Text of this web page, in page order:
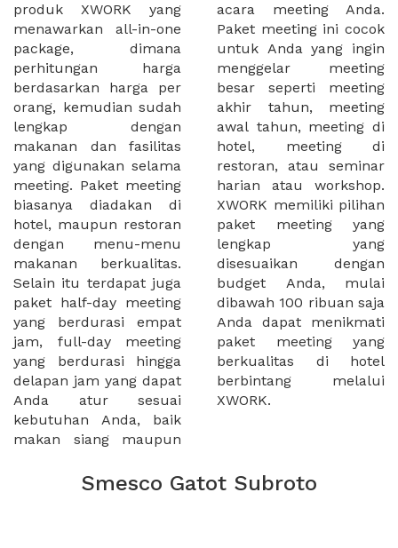
produk XWORK yang
menawarkan all-in-one
package, dimana
perhitungan harga
berdasarkan harga per
orang, kemudian sudah
lengkap dengan
makanan dan fasilitas
yang digunakan selama
meeting. Paket meeting
biasanya diadakan di
hotel, maupun restoran
dengan menu-menu
makanan berkualitas.
Selain itu terdapat juga
paket half-day meeting
yang berdurasi empat
jam, full-day meeting
yang berdurasi hingga
delapan jam yang dapat
Anda atur sesuai
kebutuhan Anda, baik
makan siang maupun
acara meeting Anda.
Paket meeting ini cocok
untuk Anda yang ingin
menggelar meeting
besar seperti meeting
akhir tahun, meeting
awal tahun, meeting di
hotel, meeting di
restoran, atau seminar
harian atau workshop.
XWORK memiliki pilihan
paket meeting yang
lengkap yang
disesuaikan dengan
budget Anda, mulai
dibawah 100 ribuan saja
Anda dapat menikmati
paket meeting yang
berkualitas di hotel
berbintang melalui
XWORK.
Smesco Gatot Subroto